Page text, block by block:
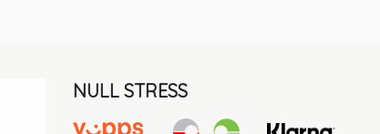
NULL STRESS